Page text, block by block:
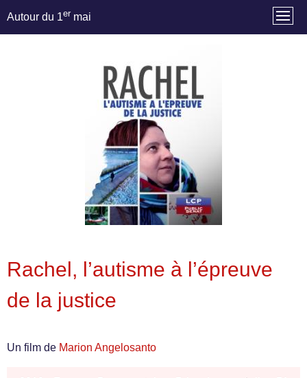
Autour du 1er mai
Rachel, l’autisme à l’épreuve
de la justice
Un film de Marion Angelosanto